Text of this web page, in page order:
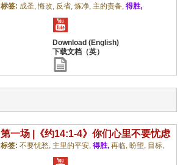
标签: 成圣, 悔改, 反省, 炼净, 主的责备, 得胜,
第一场 |《约14:1-4》你们心里不要忧虑
标签: 不要忧愁, 主里的平安, 得胜, 再临, 盼望, 目标,